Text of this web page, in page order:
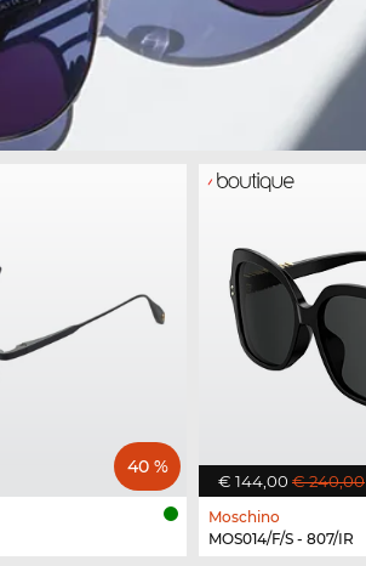
40 %
€ 144,00 € 240,00
Moschino
MOS014/F/S - 807/IR